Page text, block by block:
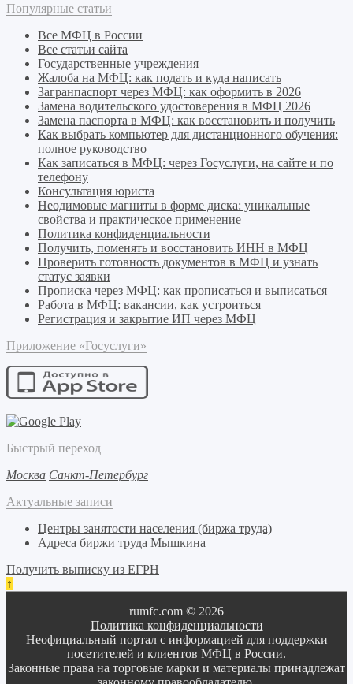
Популярные статьи
Все МФЦ в России
Все статьи сайта
Государственные учреждения
Жалоба на МФЦ: как подать и куда написать
Загранпаспорт через МФЦ: как оформить в 2026
Замена водительского удостоверения в МФЦ 2026
Замена паспорта в МФЦ: как восстановить и получить
Как выбрать компьютер для дистанционного обучения:
полное руководство
Как записаться в МФЦ: через Госуслуги, на сайте и по
телефону
Консультация юриста
Неодимовые магниты в форме диска: уникальные
свойства и практическое применение
Политика конфиденциальности
Получить, поменять и восстановить ИНН в МФЦ
Проверить готовность документов в МФЦ и узнать
статус заявки
Прописка через МФЦ: как прописаться и выписаться
Работа в МФЦ: вакансии, как устроиться
Регистрация и закрытие ИП через МФЦ
Приложение «Госуслуги»
Быстрый переход
Москва Санкт-Петербург
Актуальные записи
Центры занятости населения (биржа труда)
Адреса биржи труда Мышкина
Получить выписку из ЕГРН
↑
rumfc.com © 2026
Политика конфиденциальности
Неофициальный портал с информацией для поддержки
посетителей и клиентов МФЦ в России.
Законные права на торговые марки и материалы принадлежат